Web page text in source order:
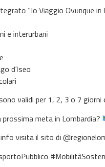
“Io Viaggio Ovunque
e interurbani
d’Iseo
validi per 1, 2, 3 o 7
prossima meta in Lombardia?
visita il sito di